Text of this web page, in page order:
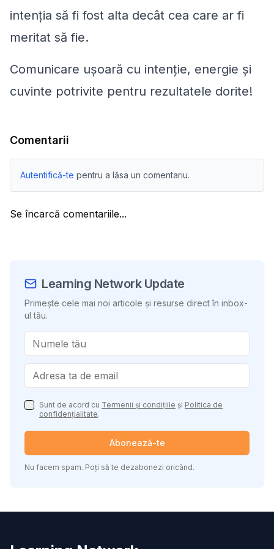
intenția să fi fost alta decât cea care ar fi
meritat să fie.
Comunicare ușoară cu intenție, energie și
cuvinte potrivite pentru rezultatele dorite!
Comentarii
Autentifică-te pentru a lăsa un comentariu.
Se încarcă comentariile...
Learning Network Update
Primește cele mai noi articole și resurse direct în inbox-
ul tău.
Sunt de acord cu Termenii și condițiile și Politica de
confidențialitate.
Abonează-te
Nu facem spam. Poți să te dezabonezi oricând.